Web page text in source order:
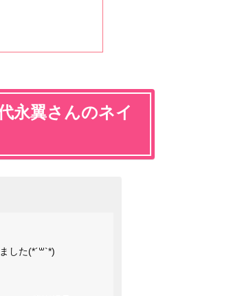
永翼さんのネイ
した(*´꒳`*)